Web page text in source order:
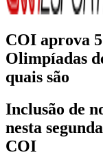
COI aprova
Olimpíadas
quais são
Inclusão de
nesta
COI